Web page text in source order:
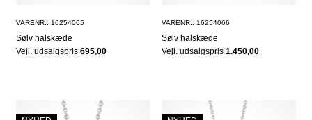
VARENR.: 16254065
Sølv halskæde
Vejl. udsalgspris 695,00
VARENR.: 16254066
Sølv halskæde
Vejl. udsalgspris1.450,00